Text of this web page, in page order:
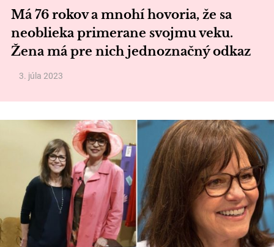
Má 76 rokov a mnohí hovoria, že sa
neoblieka primerane svojmu veku.
Žena má pre nich jednoznačný odkaz
3. júla 2023